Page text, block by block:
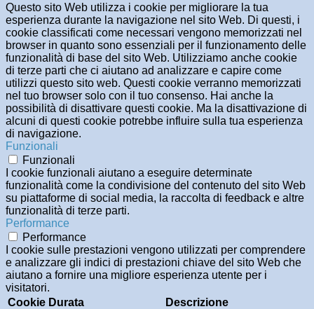
Questo sito Web utilizza i cookie per migliorare la tua
esperienza durante la navigazione nel sito Web. Di questi, i
cookie classificati come necessari vengono memorizzati nel
browser in quanto sono essenziali per il funzionamento delle
funzionalità di base del sito Web. Utilizziamo anche cookie
di terze parti che ci aiutano ad analizzare e capire come
utilizzi questo sito web. Questi cookie verranno memorizzati
nel tuo browser solo con il tuo consenso. Hai anche la
possibilità di disattivare questi cookie. Ma la disattivazione di
alcuni di questi cookie potrebbe influire sulla tua esperienza
di navigazione.
Funzionali
Funzionali
I cookie funzionali aiutano a eseguire determinate
funzionalità come la condivisione del contenuto del sito Web
su piattaforme di social media, la raccolta di feedback e altre
funzionalità di terze parti.
Performance
Performance
I cookie sulle prestazioni vengono utilizzati per comprendere
e analizzare gli indici di prestazioni chiave del sito Web che
aiutano a fornire una migliore esperienza utente per i
visitatori.
Cookie Durata Descrizione